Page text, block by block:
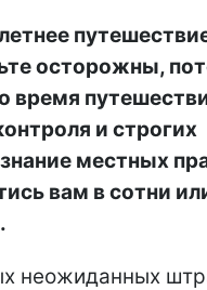
осторожны,
время
и строгих
местных
вам в сотни
неожиданных